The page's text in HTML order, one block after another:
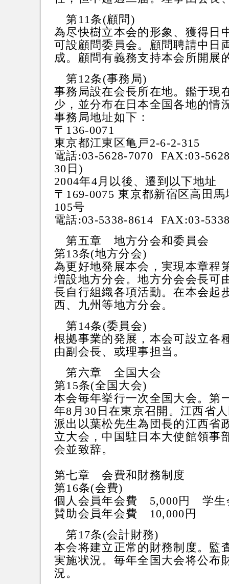
第11条(顧問)
為尽快樹立本会的形象、獲得日
可設顧問委員会。顧問聘請中日
成。顧問有義務支持本会所開展
第12条(事務局)
事務局設在会長所在地。鑑于現
少，並分布在日本全国各地的情
事務局地址如下：
〒136-0071
東京都江東区亀戸2-6-2-315
電話:03-5628-7070 FAX:03-
30日)
2004年4月以後、遷到以下地址
〒169-0075 東京都新宿区高田
105号
電話:03-5338-8614 FAX:03-
第五章 地方分会和委員会
第13条(地方分会)
為更好地発展本会，実現本章程
増設地方分会。地方分会会長可
長自行組織各項活動。在本会起
西、九州等地方分会。
第14条(委員会)
根拠事業的発展，本会可設立各
由副会長、或理事担当。
第六章 全国大会
第15条(全国大会)
本会毎年挙行一次全国大会。第
年8月30日在東京召開。江西省
派出以葉松先生為団長的江西省
立大会，中国駐日本大使館領事
会並致辞。
第七章 会費和財務制度
第16条(会費)
個人会員年会費 5,000円 学
賛助会員年会費 10,000円
第17条(会計財務)
本会将建立正常的財務制度。監
実施状況。毎年全国大会将公布
況。